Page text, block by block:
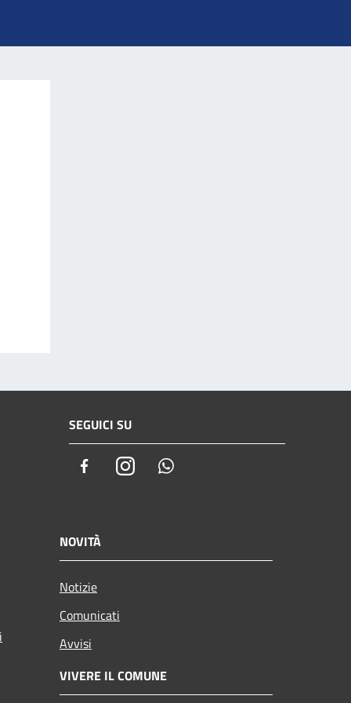
SEGUICI SU
FacebookInstagram
NOVITÀ
Notizie
Comunicati
Avvisi
VIVERE IL COMUNE